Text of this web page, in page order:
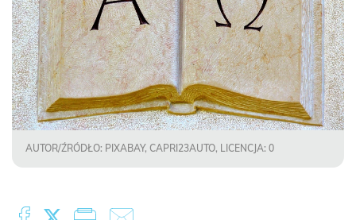
AUTOR/ŹRÓDŁO: PIXABAY, CAPRI23AUTO, LICENCJA: 0